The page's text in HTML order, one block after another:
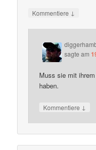
Kommentiere ↓
sagte am
Muss sie mit
haben.
Kommentiere ↓